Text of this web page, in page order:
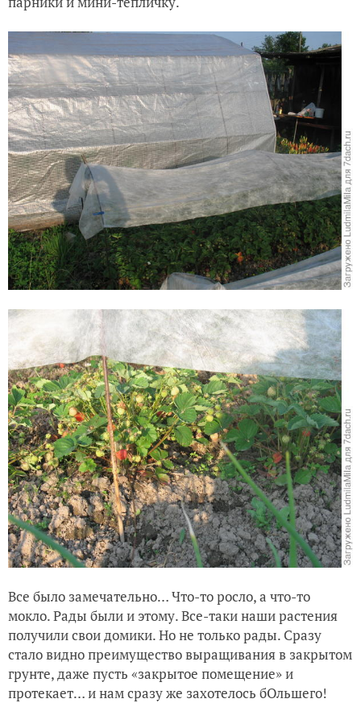
Все было замечательно… Что-то росло, а что-то
мокло. Рады были и этому. Все-таки наши растения
получили свои домики. Но не только рады. Сразу
стало видно преимущество выращивания в закрытом
грунте, даже пусть «закрытое помещение» и
протекает… и нам сразу же захотелось бОльшего!